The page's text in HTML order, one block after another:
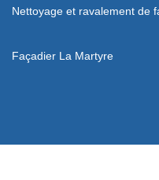
Nettoyage et ravalement de
Façadier La Martyre